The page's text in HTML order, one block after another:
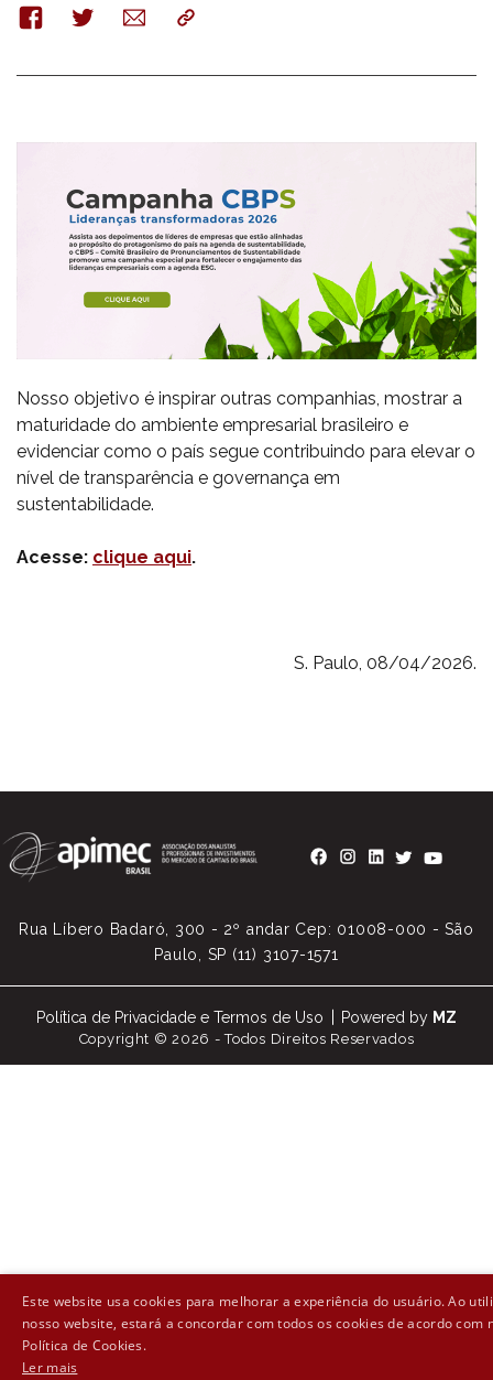
FacebookTwitterE-
mail
Copy
Nosso objetivo é inspirar outras companhias, mostrar a
maturidade do ambiente empresarial brasileiro e
evidenciar como o país segue contribuindo para elevar o
nível de transparência e governança em
sustentabilidade.
Acesse: clique aqui.
S. Paulo, 08/04/2026.
Rua Líbero Badaró, 300 - 2º andar Cep: 01008-000 - São
Paulo, SP (11) 3107-1571
Política de Privacidade e Termos de Uso Powered by MZ
Copyright © 2026 - Todos Direitos Reservados
Este website usa cookies para melhorar a experiência do usuário. Ao
nosso website, estará a concordar com todos os cookies de acordo com
Política de Cookies.
Ler mais